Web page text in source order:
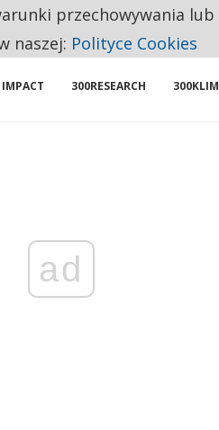
PODMIOTY Z POLSKI
IMPACT 300RESEARCH
ad
przechowywania
naszej: Polityce Cookies